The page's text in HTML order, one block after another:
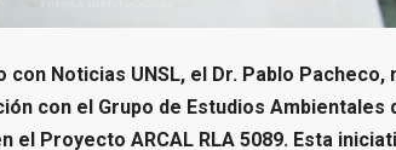
con Noticias UNSL, el Dr. Pablo
con el Grupo de Estudios
el Proyecto ARCAL RLA 5089. Esta